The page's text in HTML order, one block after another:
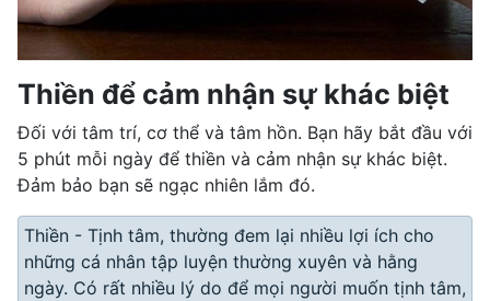
Thiền để cảm nhận sự khác biệt
Đối với tâm trí, cơ thể và tâm hồn. Bạn hãy bắt đầu với
5 phút mỗi ngày để thiền và cảm nhận sự khác biệt.
Đảm bảo bạn sẽ ngạc nhiên lắm đó.
Thiền - Tịnh tâm, thường đem lại nhiều lợi ích cho
những cá nhân tập luyện thường xuyên và hằng
ngày. Có rất nhiều lý do để mọi người muốn tịnh tâm,